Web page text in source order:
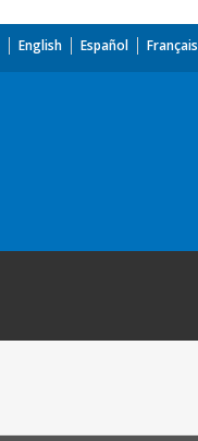
English Español Français